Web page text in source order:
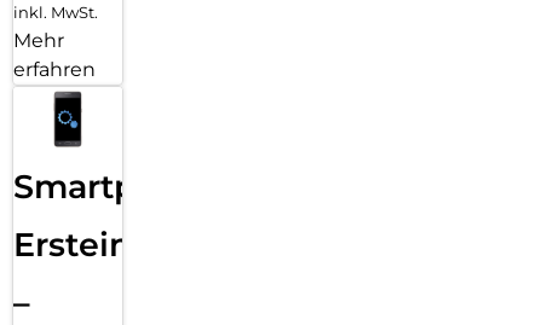
inkl. MwSt.
Mehr
erfahren
Smartphone
Ersteinrichtung
–